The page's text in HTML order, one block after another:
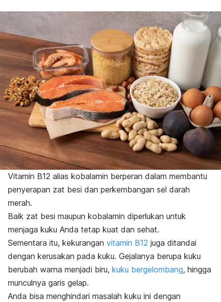
Vitamin B12 alias kobalamin berperan dalam membantu
penyerapan zat besi dan perkembangan sel darah
merah.
Baik zat besi maupun kobalamin diperlukan untuk
menjaga kuku Anda tetap kuat dan sehat.
Sementara itu, kekurangan vitamin B12 juga ditandai
dengan kerusakan pada kuku. Gejalanya berupa kuku
berubah warna menjadi biru, kuku bergelombang, hingga
munculnya garis gelap.
Anda bisa menghindari masalah kuku ini dengan